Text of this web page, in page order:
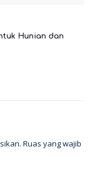
Hunian dan
Ruas yang wajib